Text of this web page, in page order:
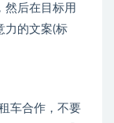
然后在目标用
力的文案(标
车合作，不要